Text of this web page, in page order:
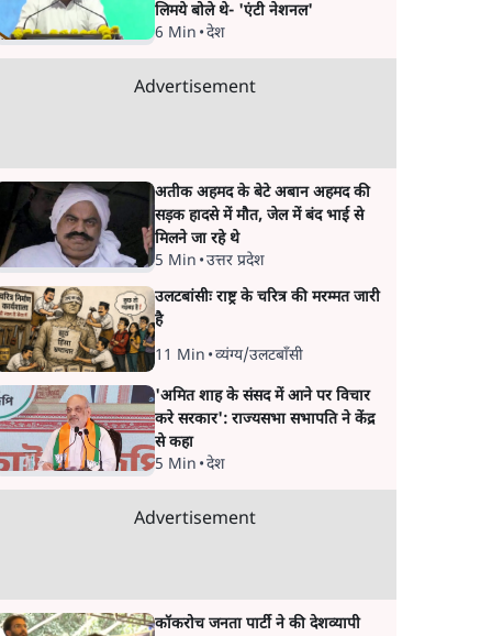
लिमये बोले थे- 'एंटी नेशनल'
6 Min •देश
Advertisement
अतीक अहमद के बेटे अबान अहमद की
सड़क हादसे में मौत, जेल में बंद भाई से
मिलने जा रहे थे
5 Min •उत्तर प्रदेश
उलटबांसीः राष्ट्र के चरित्र की मरम्मत जारी
है
11 Min •व्यंग्य/उलटबाँसी
'अमित शाह के संसद में आने पर विचार
करे सरकार': राज्यसभा सभापति ने केंद्र
से कहा
5 Min •देश
Advertisement
कॉकरोच जनता पार्टी ने की देशव्यापी